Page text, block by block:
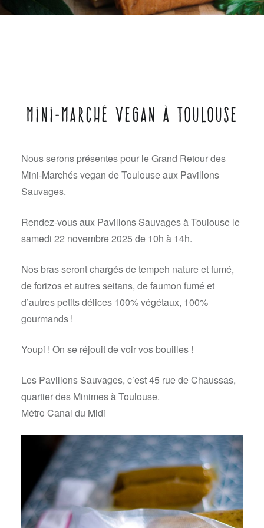
ACTIVITÉS
ACTUALITÉS
Mini-Marché Vegan à Toulouse
par
ROCORANARD
NOVEMBRE
2025
Nous serons présentes pour le Grand Retour des
Mini-Marchés vegan de Toulouse aux Pavillons
Sauvages.
Rendez-vous aux Pavillons Sauvages à Toulouse le
samedi 22 novembre 2025 de 10h à 14h.
Nos bras seront chargés de tempeh nature et fumé,
de forizos et autres seitans, de faumon fumé et
d’autres petits délices 100% végétaux, 100%
gourmands !
Youpi ! On se réjouit de voir vos bouilles !
Les Pavillons Sauvages, c’est 45 rue de Chaussas,
quartier des Minimes à Toulouse.
Métro Canal du Midi